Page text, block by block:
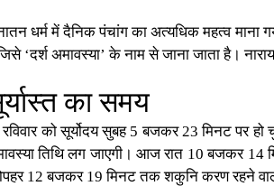
धर्म में दैनिक पंचांग का अत्यधिक महत्व
‘दर्श अमावस्या’ के नाम से जाना जाता है।
का समय
को सूर्योदय सुबह 5 बजकर 23 मिनट पर
तिथि लग जाएगी। आज रात 10 बजकर 14
12 बजकर 19 मिनट तक शकुनि करण रहने